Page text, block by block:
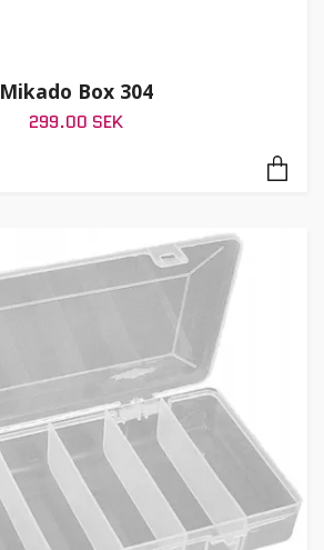
Mikado Box 304
299.00 SEK